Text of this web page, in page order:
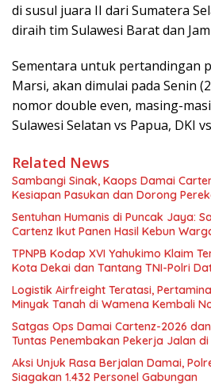
di susul juara II dari Sumatera
diraih tim Sulawesi Barat dan
Sementara untuk pertandingan
Marsi, akan dimulai pada Senin
nomor double even, masing-
Sulawesi Selatan vs Papua, DKI
Related News
Sambangi Sinak, Kaops Damai
Kesiapan Pasukan dan Dorong
Sentuhan Humanis di Puncak Jaya:
Cartenz Ikut Panen Hasil Kebun
TPNPB Kodap XVI Yahukimo Klaim
Kota Dekai dan Tantang TNI-Polri
Logistik Airfreight Teratasi,
Minyak Tanah di Wamena Kembali
Satgas Ops Damai Cartenz-2026
Tuntas Penembakan Pekerja Jalan
Aksi Unjuk Rasa Berjalan Damai,
Siagakan 1.432 Personel Gabungan